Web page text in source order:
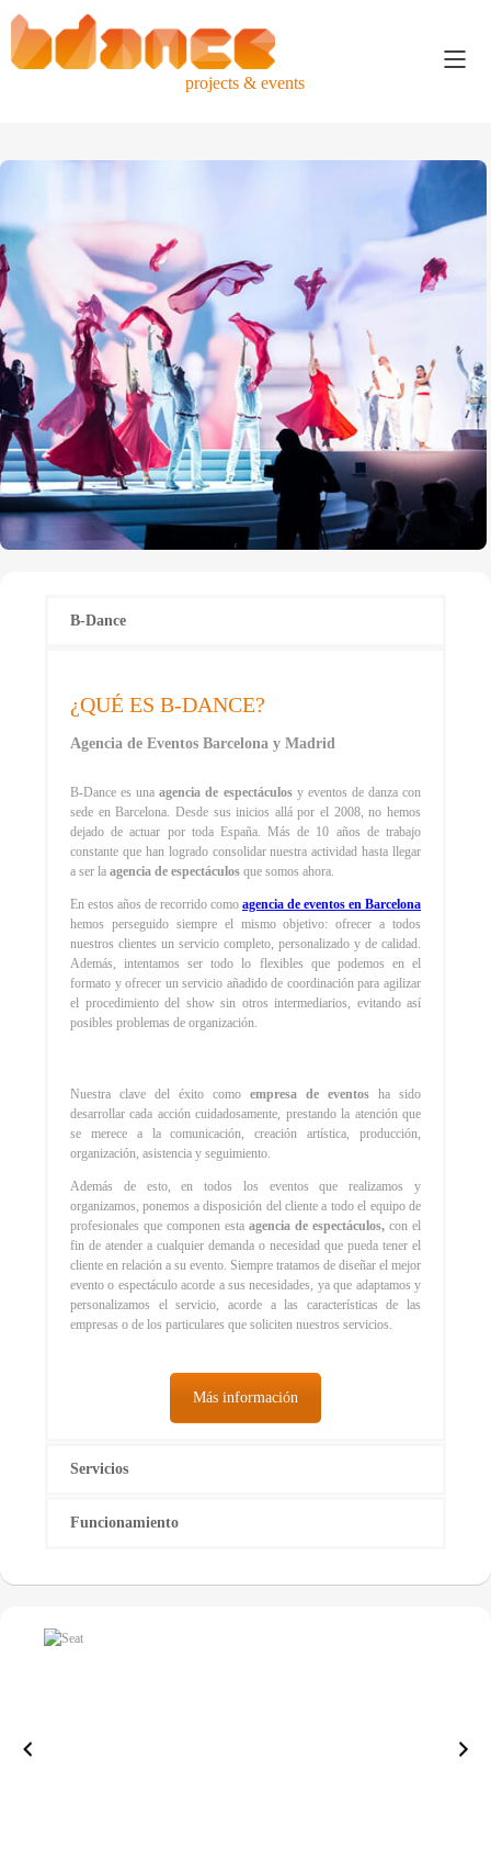
projects & events
B-Dance
¿QUÉ ES B-DANCE?
Agencia de Eventos Barcelona y Madrid
B-Dance es unaagencia de espectáculos y eventos de danza con
sede en Barcelona. Desde sus inicios allá por el 2008, no hemos
dejado de actuar por toda España. Más de 10 años de trabajo
constante que han logrado consolidar nuestra actividad hasta llegar
a ser la agencia de espectáculos que somos ahora.
En estos años de recorrido como agencia de eventos en Barcelona
hemos perseguido siempre el mismo objetivo: ofrecer a todos
nuestros clientes un servicio completo, personalizado y de calidad.
Además, intentamos ser todo lo flexibles que podemos en el
formato y ofrecer un servicio añadido de coordinación para agilizar
el procedimiento del show sin otros intermediarios, evitando así
posibles problemas de organización.
Nuestra clave del éxito como empresa de eventos ha sido
desarrollar cada acción cuidadosamente, prestando la atención que
se merece a la comunicación, creación artística, producción,
organización, asistencia y seguimiento.
Además de esto, en todos los eventos que realizamos y
organizamos, ponemos a disposición del cliente a todo el equipo de
profesionales que componen esta agencia de espectáculos, con el
fin de atender a cualquier demanda o necesidad que pueda tener el
cliente en relación a su evento. Siempre tratamos de diseñar el mejor
evento o espectáculo acorde a sus necesidades, ya que adaptamos y
personalizamos el servicio, acorde a las características de las
empresas o de los particulares que soliciten nuestros servicios.
Más información
Servicios
Funcionamiento